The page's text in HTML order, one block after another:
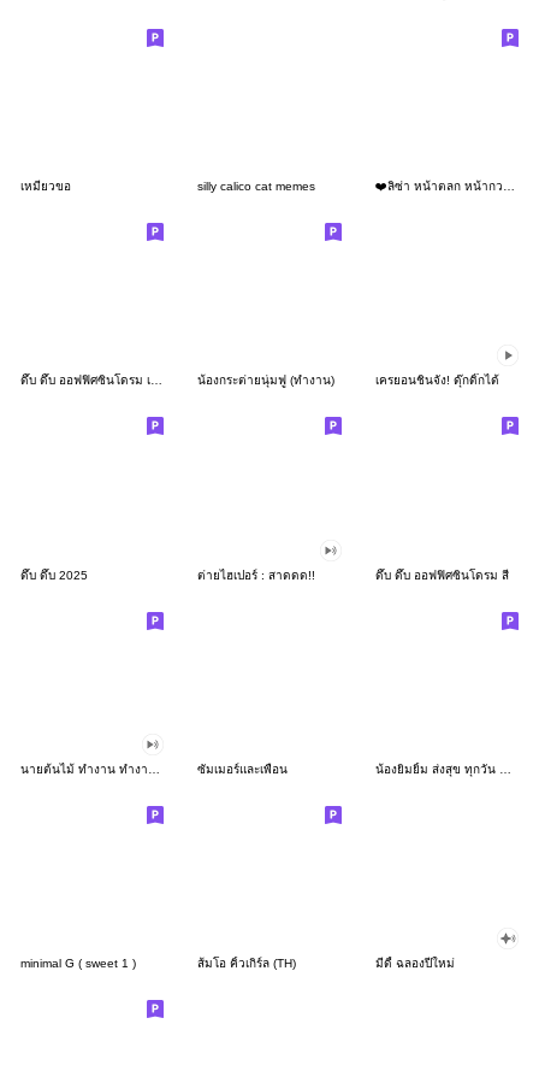
เหมียวขอ silly calico cat memes
ดึ๊บ ดึ๊บ ออฟฟิศซินโดรม เก้า น้องกระต่ายนุ่มฟู (ทำงาน) เครยอนชินจัง! ดุ๊กดิ๊กได้
ดึ๊บ ดึ๊บ 2025 ต่ายไฮเปอร์ : สาดดด!! ดึ๊บ ดึ๊บ ออฟฟิศซินโดรม สี่
ซัมเมอร์และเพื่อน
minimal G ( sweet 1 ) ส้มโอ คิ้วเกิร์ล (TH) มีดี้ ฉลองปีใหม่